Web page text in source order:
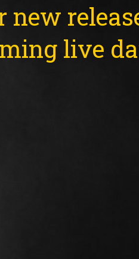
new
live